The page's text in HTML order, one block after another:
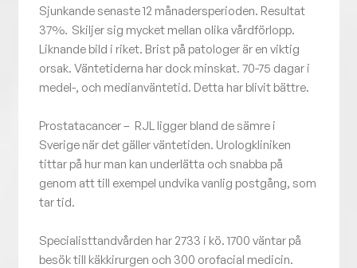
Sjunkande senaste 12 månadersperioden. Resultat
37%. Skiljer sig mycket mellan olika vårdförlopp.
Liknande bild i riket. Brist på patologer är en viktig
orsak. Väntetiderna har dock minskat. 70-75 dagar i
medel-, och medianväntetid. Detta har blivit bättre.
Prostatacancer – RJL ligger bland de sämre i
Sverige när det gäller väntetiden. Urologkliniken
tittar på hur man kan underlätta och snabba på
genom att till exempel undvika vanlig postgång, som
tar tid.
Specialisttandvården har 2733 i kö. 1700 väntar på
besök till käkkirurgen och 300 orofacial medicin.